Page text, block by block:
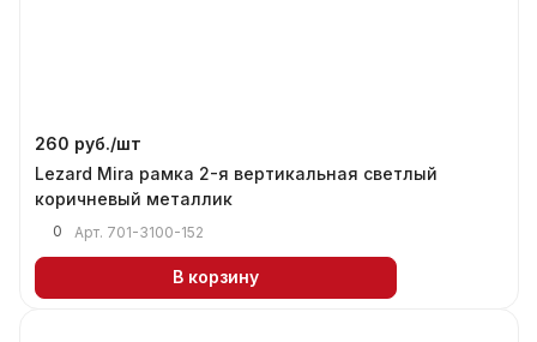
260 руб./шт
Lezard Mira рамка 2-я вертикальная светлый
коричневый металлик
0 Арт. 701-3100-152
В корзину